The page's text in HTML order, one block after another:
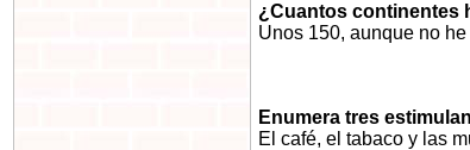
¿Cuantos continentes
Unos 150, aunque no
Enumera tres
El café, el tabaco y las